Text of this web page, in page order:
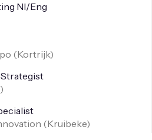
Nl/Eng
(Kortrijk)
)
(Kruibeke)